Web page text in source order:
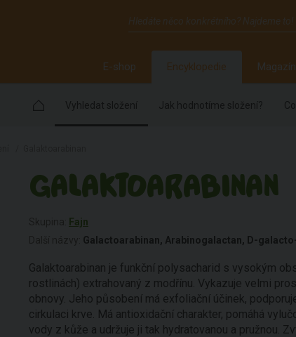
E-shop Encyklopedie Magazín
Vyhledat složení Jak hodnotíme složení?
GALAKTOARABINAN
Fajn
Galactoarabinan, Arabinogalactan, D-
Galaktoarabinan je funkční polysacharid s vysokým
rostlinách) extrahovaný z modřínu. Vykazuje velmi
obnovy. Jeho působení má exfoliační účinek,
cirkulaci krve. Má antioxidační charakter, pomáhá
vody z kůže a udržuje ji tak hydratovanou a pružnou.